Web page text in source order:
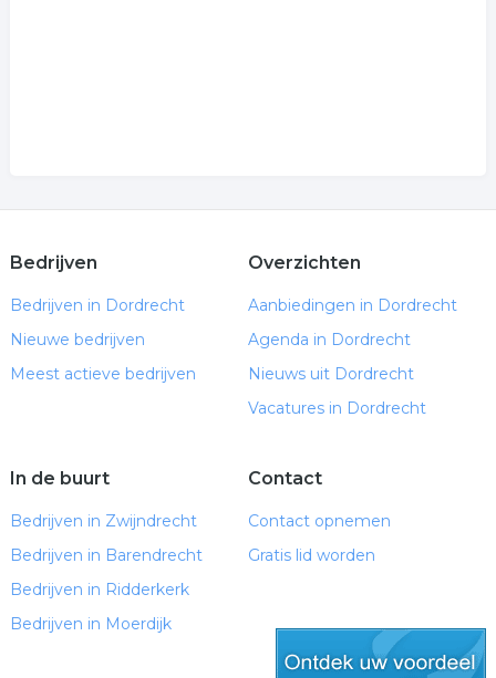
Bedrijven
Bedrijven in Dordrecht
Nieuwe bedrijven
Meest actieve bedrijven
Overzichten
Aanbiedingen in Dordrecht
Agenda in Dordrecht
Nieuws uit Dordrecht
Vacatures in Dordrecht
In de buurt
Bedrijven in Zwijndrecht
Bedrijven in Barendrecht
Bedrijven in Ridderkerk
Bedrijven in Moerdijk
Contact
Contact opnemen
Gratis lid worden